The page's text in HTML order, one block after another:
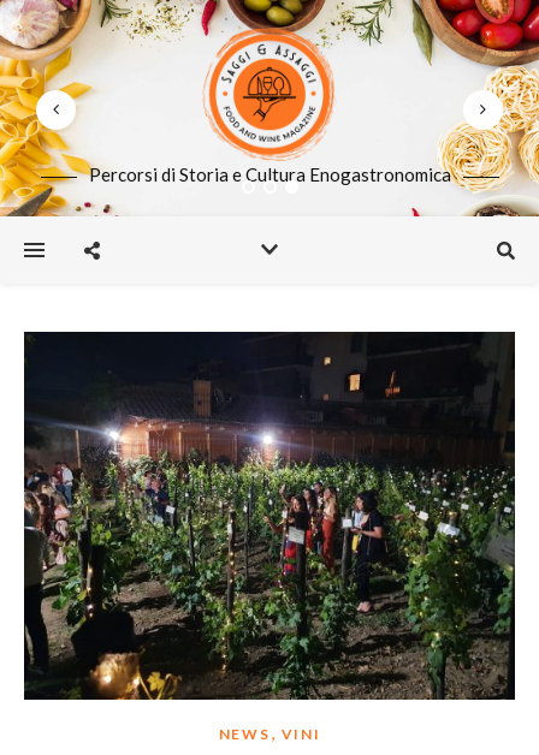
Percorsi di Storia e Cultura Enogastronomica
NEWS , VINI